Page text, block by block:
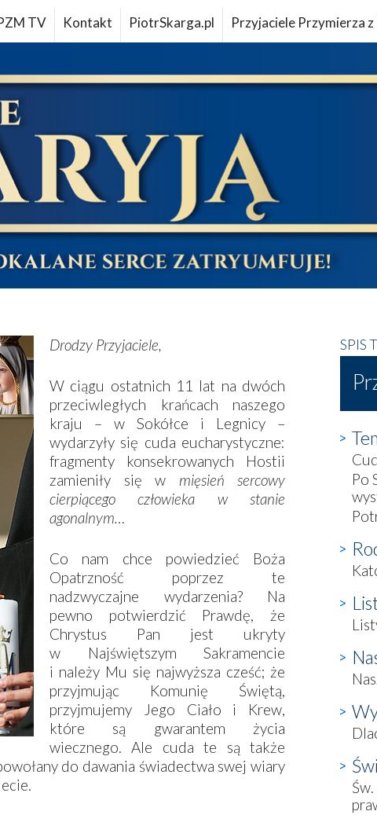
TV Kontakt PiotrSkarga.pl Przyjaciele Przymierza
Drodzy Przyjaciele,
W ciągu ostatnich 11 lat na dwóch
przeciwległych krańcach naszego
kraju – w Sokółce i Legnicy –
wydarzyły się cuda eucharystyczne:
fragmenty konsekrowanych Hostii
zamieniły się w mięsień sercowy
cierpiącego człowieka w stanie
agonalnym…
Co nam chce powiedzieć Boża
Opatrzność poprzez te
nadzwyczajne wydarzenia? Na
pewno potwierdzić Prawdę, że
Chrystus Pan jest ukryty
w Najświętszym Sakramencie
i należy Mu się najwyższa cześć; że
przyjmując Komunię Świętą,
przyjmujemy Jego Ciało i Krew,
które są gwarantem życia
wiecznego. Ale cuda te są także
do dawania świadectwa swej wiary
SPIS
Po